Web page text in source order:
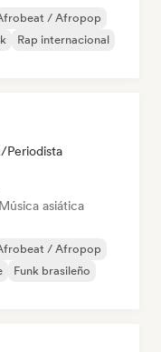
/ Afropop
Rap internacional
Periodista
Música asiática
/ Afropop
Funk brasileño